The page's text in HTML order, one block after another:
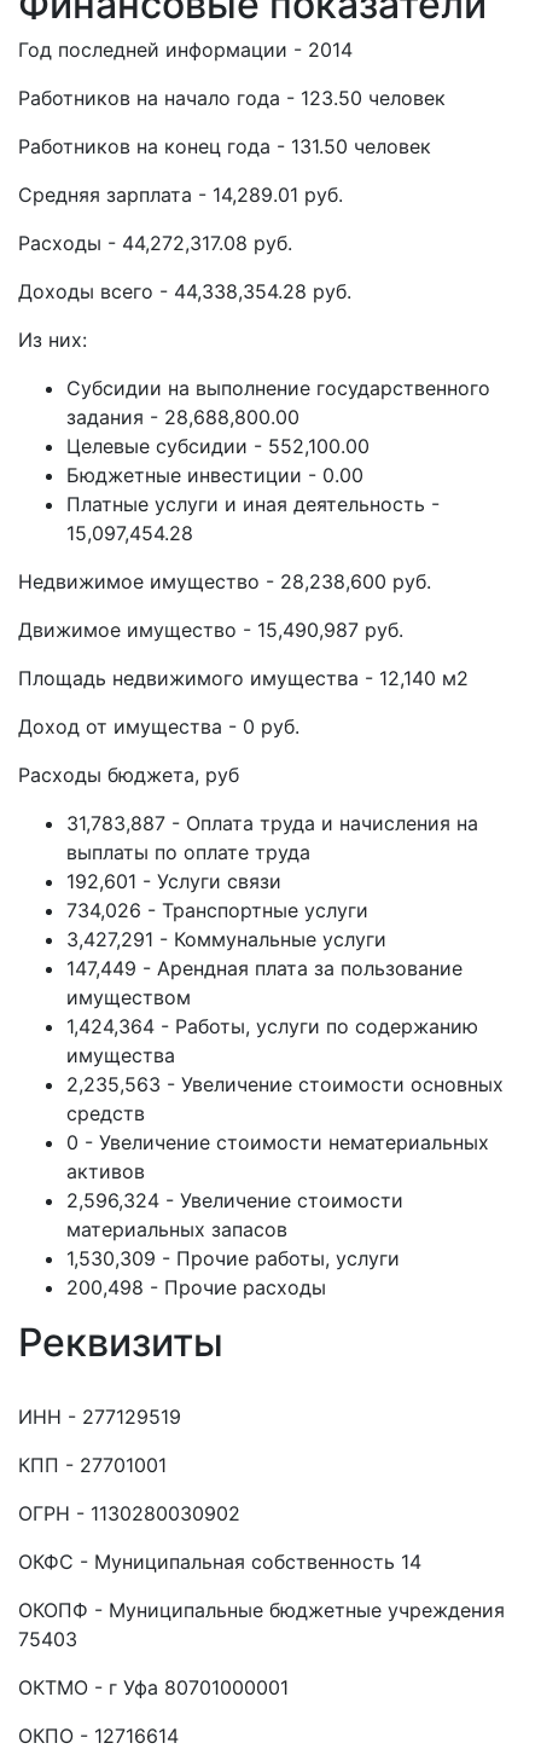
Год последней информации - 2014
Работников на начало года - 123.50 человек
Работников на конец года - 131.50 человек
Средняя зарплата - 14,289.01 руб.
Расходы - 44,272,317.08 руб.
Доходы всего - 44,338,354.28 руб.
Из них:
Субсидии на выполнение государственного
задания - 28,688,800.00
Целевые субсидии - 552,100.00
Бюджетные инвестиции - 0.00
Платные услуги и иная деятельность -
15,097,454.28
Недвижимое имущество - 28,238,600 руб.
Движимое имущество - 15,490,987 руб.
Площадь недвижимого имущества - 12,140 м2
Доход от имущества - 0 руб.
Расходы бюджета, руб
31,783,887 - Оплата труда и начисления на
выплаты по оплате труда
192,601 - Услуги связи
734,026 - Транспортные услуги
3,427,291 - Коммунальные услуги
147,449 - Арендная плата за пользование
имуществом
1,424,364 - Работы, услуги по содержанию
имущества
2,235,563 - Увеличение стоимости основных
средств
0 - Увеличение стоимости нематериальных
активов
2,596,324 - Увеличение стоимости
материальных запасов
1,530,309 - Прочие работы, услуги
200,498 - Прочие расходы
Реквизиты
ИНН - 277129519
КПП - 27701001
ОГРН - 1130280030902
ОКФС - Муниципальная собственность 14
ОКОПФ - Муниципальные бюджетные учреждения
75403
ОКТМО - г Уфа 80701000001
ОКПО - 12716614